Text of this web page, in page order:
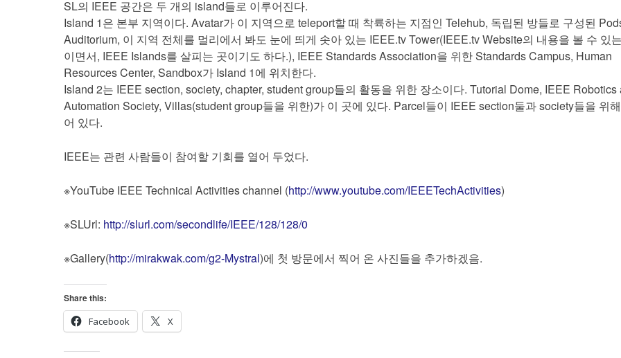
SL의 IEEE 공간은 두 개의 island들로 이루어진다.
Island 1은 본부 지역이다. Avatar가 이 지역으로 teleport할 때 착륙하는 지점인 Telehub, 독립된 방들로 구성된
Auditorium, 이 지역 전체를 멀리에서 봐도 눈에 띄게 솟아 있는 IEEE.tv Tower(IEEE.tv Website의 내용을 볼 수 있
이면서, IEEE Islands를 살피는 곳이기도 하다.), IEEE Standards Association을 위한 Standards Campus, Human
Resources Center, Sandbox가 Island 1에 위치한다.
Island 2는 IEEE section, society, chapter, student group들의 활동을 위한 장소이다. Tutorial Dome, IEEE Robotics
Automation Society, Villas(student group들을 위한)가 이 곳에 있다. Parcel들이 IEEE section둘과 society들을 위
어 있다.
IEEE는 관련 사람들이 참여할 기회를 열어 두었다.
※YouTube IEEE Technical Activities channel (http://www.youtube.com/IEEETechActivities)
※SLUrl: http://slurl.com/secondlife/IEEE/128/128/0
※Gallery(http://mirakwak.com/g2-Mystral)에 첫 방문에서 찍어 온 사진들을 추가하겠음.
Share this:
Facebook
X